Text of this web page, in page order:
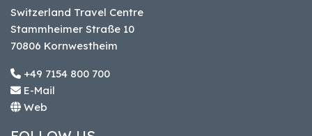
Switzerland Travel Centre
Stammheimer Straße 10
70806 Kornwestheim
+49 7154 800 700
E-Mail
Web